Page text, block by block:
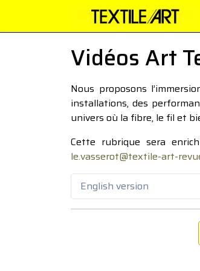
Vidéos Art
Nous proposons
installations, des
univers où la fibre, le fil et
Cette rubrique sera
le.vasserot@textile-art-
English version